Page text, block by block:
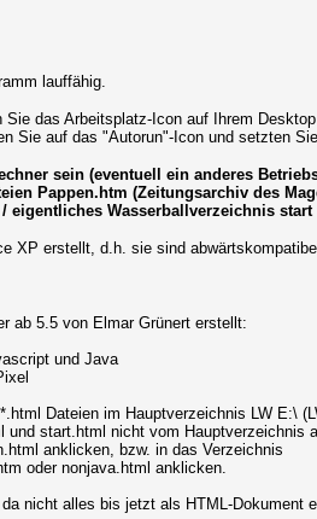
lauffähig.
das Arbeitsplatz-Icon auf Ihrem
Sie auf das "Autorun"-Icon und setzten
sein (eventuell ein anderes
Pappen.htm (Zeitungsarchiv des
eigentliches Wasserballverzeichnis
XP erstellt, d.h. sie sind
ab 5.5 von Elmar Grünert erstellt:
und Java
Dateien im Hauptverzeichnis LW E:\
start.html nicht vom Hauptverzeichnis
anklicken, bzw. in das Verzeichnis
oder nonjava.html anklicken.
nicht alles bis jetzt als HTML-Dokument